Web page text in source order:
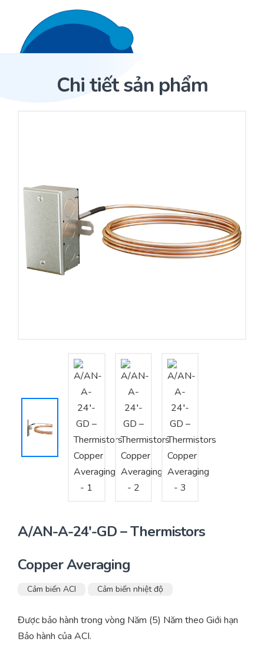
Trang Chủ
Nhà phân phối cảm biến
Nhà sản xuất thiết bị điều khiển
Cung cấp giải pháp quản lý cho toà nhà (BMS)
Bảo trì – Bảo dưỡng hệ thống
Thi công – Lắp đặt hệ thống HVAC
Dự án
Bài viết
Hợp tác
Yêu cầu báo giá
Chi tiết sản phẩm
A/AN-A-24′-GD – Thermistors
Copper Averaging
Cảm biến ACI Cảm biến nhiệt độ
Được bảo hành trong vòng Năm (5) Năm theo Giới hạn
Bảo hành của ACI.